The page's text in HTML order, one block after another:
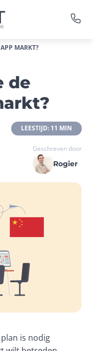
MARKT?
de
LEESTIJD: 11 MIN
Geschreven door
Rogier
is nodig